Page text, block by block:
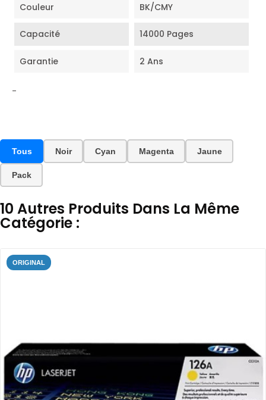
Couleur BK/CMY
Capacité 14000 Pages
Garantie 2 Ans
-
Tous Noir Cyan Magenta Jaune
Pack
10 Autres Produits Dans La Même
Catégorie :
ORIGINAL